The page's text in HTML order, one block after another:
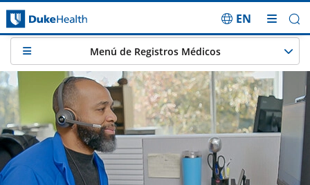
Saltar navegación
EN
Menú de Registros Médicos